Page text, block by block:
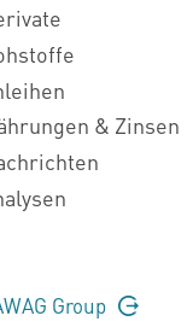
& Zinsen
Group